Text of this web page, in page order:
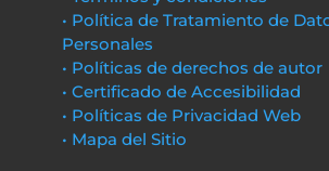
• Política de Tratamiento de
Personales
• Políticas de derechos de autor
• Certificado de Accesibilidad
• Políticas de Privacidad Web
• Mapa del Sitio